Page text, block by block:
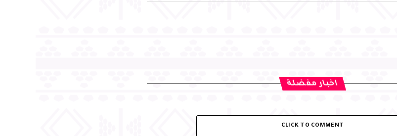
اخبار مفضلة
CLICK TO COMMENT